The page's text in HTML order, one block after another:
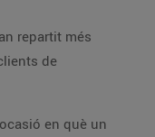
repartit més
de
en què un